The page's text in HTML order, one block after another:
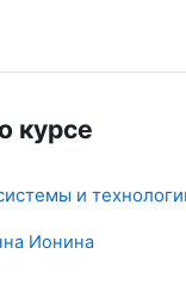
курсе
и
Ионина